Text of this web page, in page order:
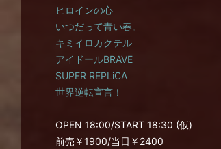
ヒロインの心
いつだって青い春。
キミイロカクテル
アイドールBRAVE
SUPER REPLiCA
世界逆転宣言！
OPEN 18:00/START 18:30 (仮)
前売￥1900/当日￥2400